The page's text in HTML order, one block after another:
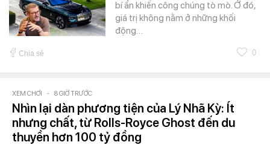
bí ẩn khiến công chúng tò mò. Ở đó,
giá trị không nằm ở những khối
động…
Chia sẻ 0
XEM CHƠI - 8 GIỜ TRƯỚC
Nhìn lại dàn phương tiện của Lý Nhã Kỳ: Ít
nhưng chất, từ Rolls-Royce Ghost đến du
thuyền hơn 100 tỷ đồng